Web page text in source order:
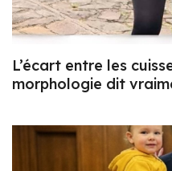
L’écart entre les
morphologie dit